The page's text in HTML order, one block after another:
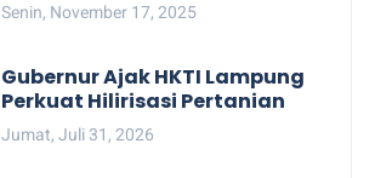
Senin, November 17, 2025
Gubernur Ajak HKTI Lampung
Perkuat Hilirisasi Pertanian
Jumat, Juli 31, 2026